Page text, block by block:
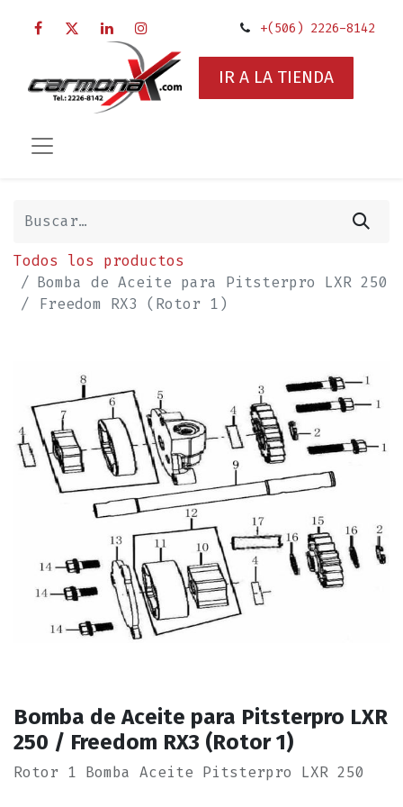
+(506) 2226-8142
IR A LA TIENDA
Todos los productos
Bomba de Aceite para Pitsterpro LXR 250
/ Freedom RX3 (Rotor 1)
Bomba de Aceite para Pitsterpro LXR
250 / Freedom RX3 (Rotor 1)
Rotor 1 Bomba Aceite Pitsterpro LXR 250